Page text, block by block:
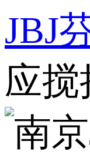
JBJ
应